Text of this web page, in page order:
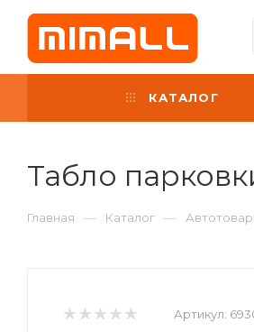
КАТАЛОГ
Табло
Главная — Каталог —
Артикул: